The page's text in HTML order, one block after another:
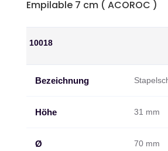
Empilable 7 cm ( ACOROC )
10018
Bezeichnung
Höhe 31 mm
Ø 70 mm